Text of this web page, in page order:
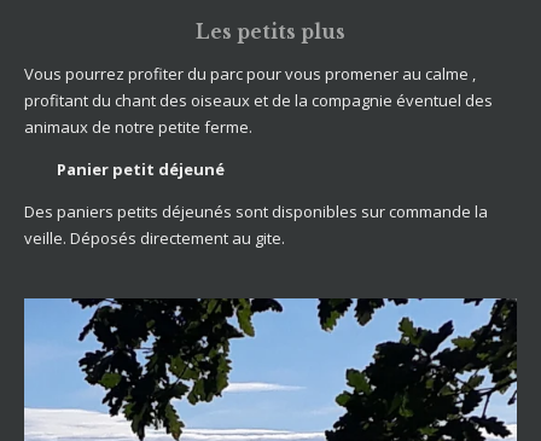
Les petits plus
Vous pourrez profiter du parc pour vous promener au calme ,
profitant du chant des oiseaux et de la compagnie éventuel des
animaux de notre petite ferme.
Panier petit déjeuné
Des paniers petits déjeunés sont disponibles sur commande la
veille. Déposés directement au gite.